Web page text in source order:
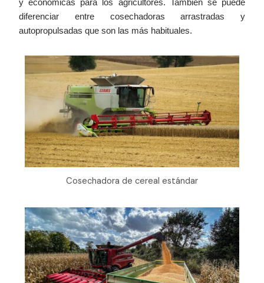
y económicas para los agricultores. También se puede
diferenciar entre cosechadoras arrastradas y
autopropulsadas que son las más habituales.
Cosechadora de cereal estándar